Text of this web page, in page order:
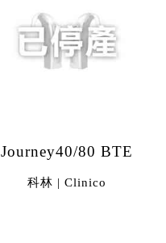
Journey40/80 BTE
科林 | Clinico